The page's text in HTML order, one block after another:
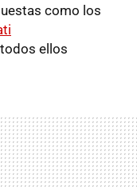
como los
todos ellos